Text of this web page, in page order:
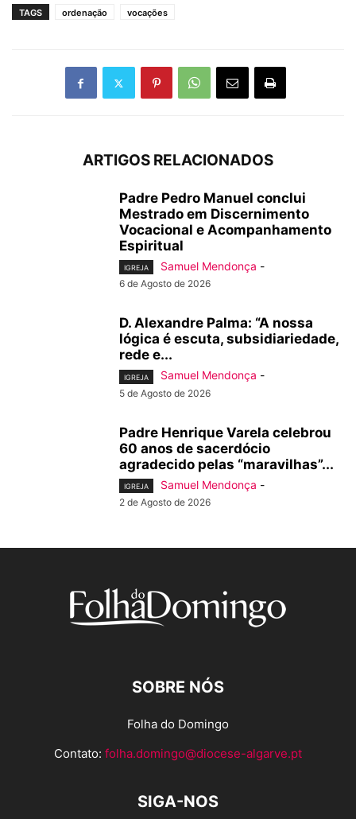
TAGS ordenação vocações
ARTIGOS RELACIONADOS
Padre Pedro Manuel conclui
Mestrado em Discernimento
Vocacional e Acompanhamento
Espiritual
IGREJA Samuel Mendonça -
6 de Agosto de 2026
D. Alexandre Palma: “A nossa
lógica é escuta, subsidiariedade,
rede e...
IGREJA Samuel Mendonça -
5 de Agosto de 2026
Padre Henrique Varela celebrou
60 anos de sacerdócio
agradecido pelas “maravilhas”...
IGREJA Samuel Mendonça -
2 de Agosto de 2026
SOBRE NÓS
Folha do Domingo
Contato: folha.domingo@diocese-algarve.pt
SIGA-NOS